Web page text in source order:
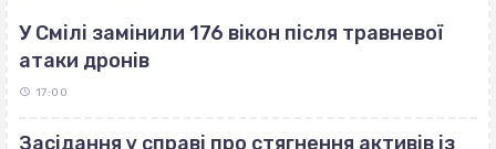
У Смілі замінили 176 вікон після травневої
атаки дронів
17:00
Засідання у справі про стягнення активів із